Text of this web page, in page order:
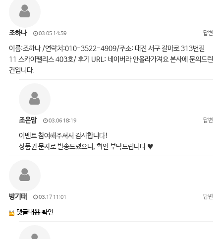
조하나 03.05 14:59 답변
이름:조하나 /연락처:010-3522-4909/주소: 대전 서구 갈마로 313번길
11 스카이팰리스 403호/ 후기 URL: 네이버라 안올라가져요 본사에 문의드린
건입니다.
조은맘 03.06 18:19 답변
이벤트 참여해주셔서 감사합니다!
상품권 문자로 발송드렸으니, 확인 부탁드립니다 ♥
방기태 03.17 11:01 답변
댓글내용 확인